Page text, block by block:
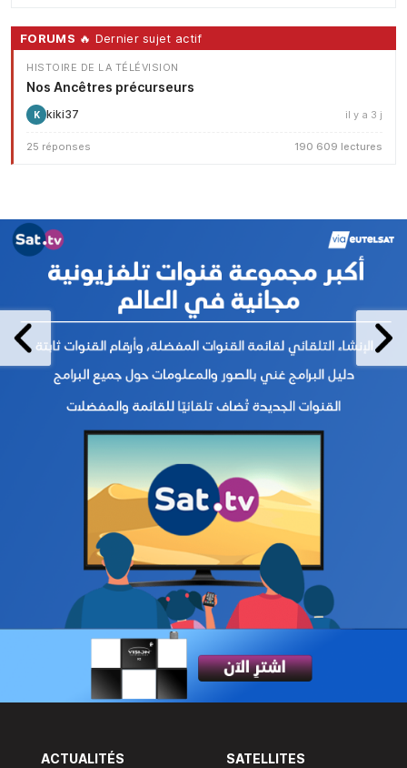
FORUMS 🔥 Dernier sujet actif
HISTOIRE DE LA TÉLÉVISION
Nos Ancêtres précurseurs
K kiki37 il y a 3 j
25 réponses 190 609 lectures
ACTUALITÉS SATELLITES